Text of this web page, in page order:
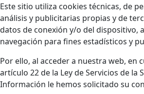
Este sitio utiliza cookies técnicas, de
análisis y publicitarias propias y de
datos de conexión y/o del dispositivo,
navegación para fines estadísticos y
Por ello, al acceder a nuestra web, en
artículo 22 de la Ley de Servicios de la
Información le hemos solicitado su